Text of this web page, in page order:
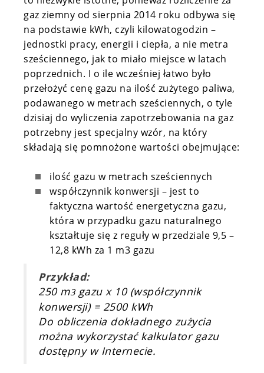
gaz ziemny od sierpnia 2014 roku odbywa się
na podstawie kWh, czyli kilowatogodzin –
jednostki pracy, energii i ciepła, a nie metra
sześciennego, jak to miało miejsce w latach
poprzednich. I o ile wcześniej łatwo było
przełożyć cenę gazu na ilość zużytego paliwa,
podawanego w metrach sześciennych, o tyle
dzisiaj do wyliczenia zapotrzebowania na gaz
potrzebny jest specjalny wzór, na który
składają się pomnożone wartości obejmujące:
ilość gazu w metrach sześciennych
współczynnik konwersji – jest to
faktyczna wartość energetyczna gazu,
która w przypadku gazu naturalnego
kształtuje się z reguły w przedziale 9,5 –
12,8 kWh za 1 m3 gazu
Przykład:
250 m3gazu x 10 (współczynnik
konwersji) = 2500 kWh
Do obliczenia dokładnego zużycia
można wykorzystać kalkulator gazu
dostępny w Internecie.